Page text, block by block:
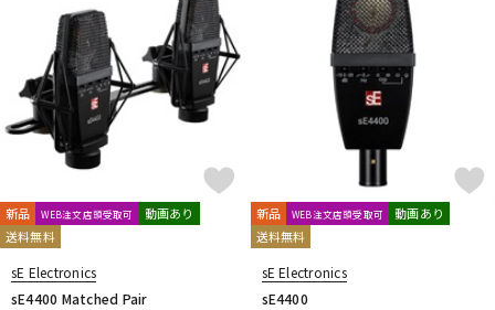
新品 WEB注文店頭受取可
動画あり
送料無料
sE Electronics
sE4400 Matched Pair
新品 WEB注文店頭受取可
動画あり
送料無料
sE Electronics
sE4400